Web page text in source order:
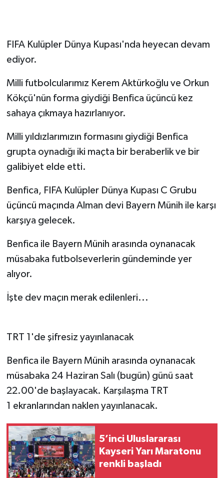
FIFA Kulüpler Dünya Kupası'nda heyecan devam
ediyor.
Milli futbolcularımız Kerem Aktürkoğlu ve Orkun
Kökçü'nün forma giydiği Benfica üçüncü kez
sahaya çıkmaya hazırlanıyor.
Milli yıldızlarımızın formasını giydiği Benfica
grupta oynadığı iki maçta bir beraberlik ve bir
galibiyet elde etti.
Benfica, FIFA Kulüpler Dünya Kupası C Grubu
üçüncü maçında Alman devi Bayern Münih ile karşı
karşıya gelecek.
Benfica ile Bayern Münih arasında oynanacak
müsabaka futbolseverlerin gündeminde yer
alıyor.
İşte dev maçın merak edilenleri...
TRT 1'de şifresiz yayınlanacak
Benfica ile Bayern Münih arasında oynanacak
müsabaka 24 Haziran Salı (bugün) günü saat
22.00'de başlayacak. Karşılaşma TRT
1 ekranlarından naklen yayınlanacak.
5’inci Uluslararası
Kayseri Yarı Maratonu
renkli başladı